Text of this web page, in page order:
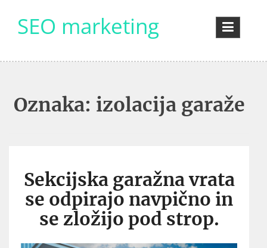
contentSEO marketing
Oznaka: izolacija garaže
Sekcijska garažna vrata
se odpirajo navpično in
se zložijo pod strop.